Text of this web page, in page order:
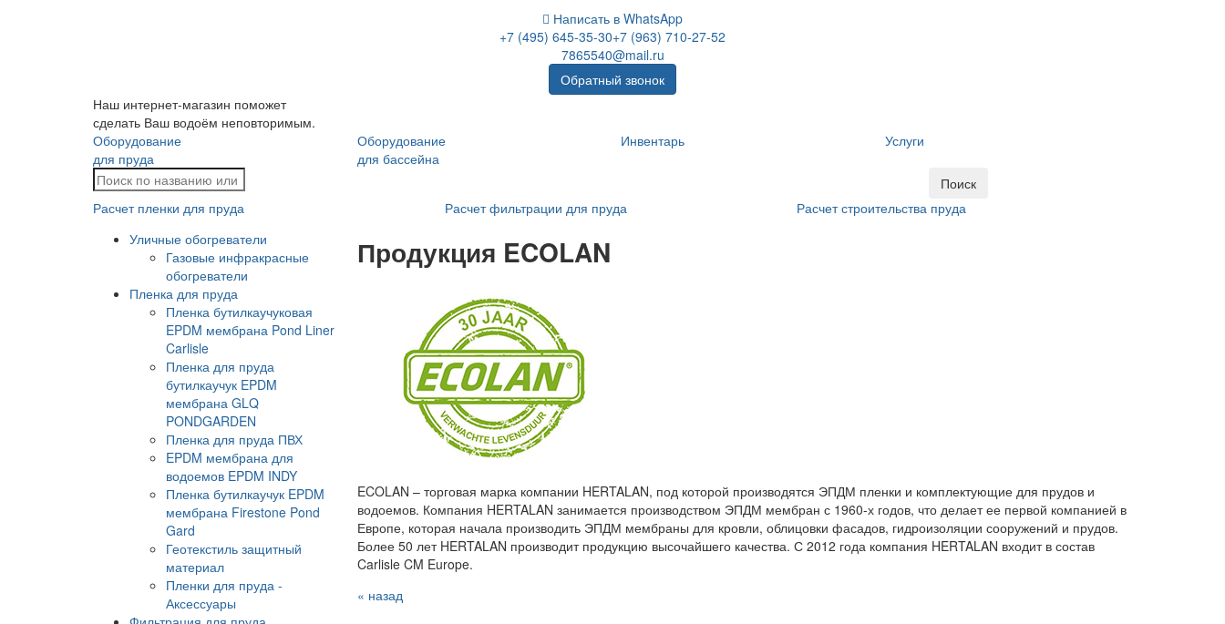
Написать в WhatsApp
+7 (495) 645-35-30+7 (963) 710-27-52
7865540@mail.ru
Обратный звонок
Наш интернет-магазин поможет
сделать Ваш водоём неповторимым.
Оборудование
для пруда
Оборудование
для бассейна
Инвентарь Услуги
Поиск
Расчет пленки для пруда
Расчет фильтрации для пруда
Расчет строительства пруда
Уличные обогреватели
Газовые инфракрасные
обогреватели
Пленка для пруда
Пленка бутилкаучуковая
EPDM мембрана Pond Liner
Carlisle
Пленка для пруда
бутилкаучук EPDM
мембрана GLQ
PONDGARDEN
Пленка для пруда ПВХ
EPDM мембрана для
водоемов EPDM INDY
Пленка бутилкаучук EPDM
мембрана Firestone Pond
Gard
Геотекстиль защитный
материал
Пленки для пруда -
Аксессуары
Продукция ECOLAN
ECOLAN – торговая марка компании HERTALAN, под которой производятся ЭПДМ пленки и комплектующие для прудов и
водоемов. Компания HERTALAN занимается производством ЭПДМ мембран с 1960-х годов, что делает ее первой компанией в
Европе, которая начала производить ЭПДМ мембраны для кровли, облицовки фасадов, гидроизоляции сооружений и прудов.
Более 50 лет HERTALAN производит продукцию высочайшего качества. С 2012 года компания HERTALAN входит в состав
Carlisle CM Europe.
« назад